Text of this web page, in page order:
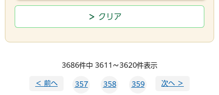
3686件中 3611～3620件表示
＜ 前へ 357 358 359 次へ ＞